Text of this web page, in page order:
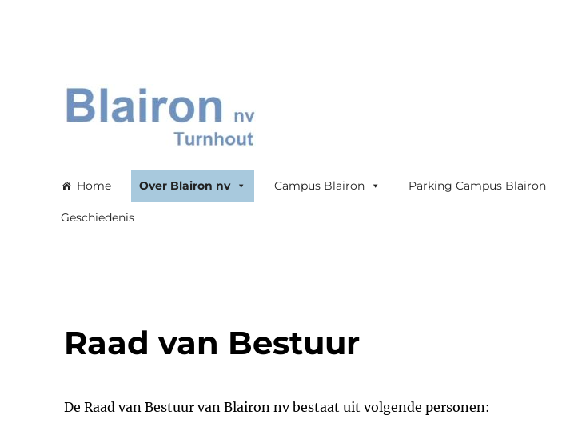
Blairon nv
Home Over Blairon nv Campus Blairon Parking Campus Blairon
Geschiedenis
Raad van Bestuur
De Raad van Bestuur van Blairon nv bestaat uit volgende personen: